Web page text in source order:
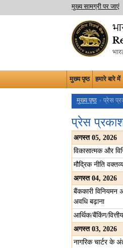
मुख्य सामग्री पर जाएं
मुख्य पृष्ठ हमारे बारे
मुख्य पृष्ठ प्रेस
प्रेस
अगस्त05, 2026
विकासात्मक और
मौद्रिक नीति
अगस्त04, 2026
बैंककारी विनियमन
अवधि बढ़ाना
आर्थिक/बैंकिंग/
अगस्त03, 2026
नागरिक चार्टर के